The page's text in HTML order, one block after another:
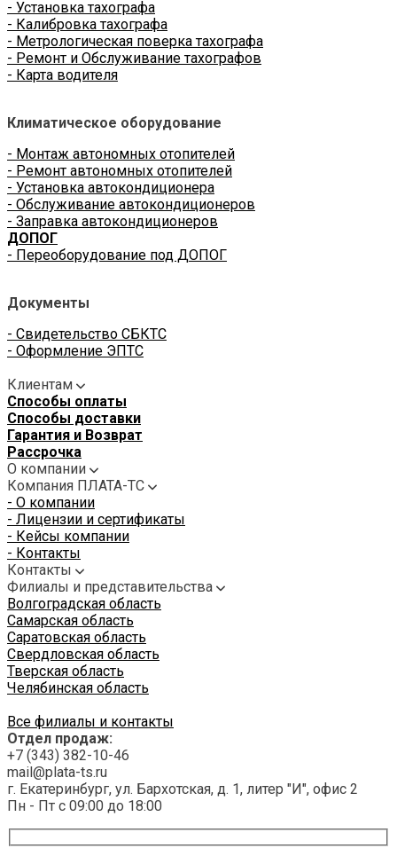
- Установка тахографа
- Калибровка тахографа
- Метрологическая поверка тахографа
- Ремонт и Обслуживание тахографов
- Карта водителя
Климатическое оборудование
- Монтаж автономных отопителей
- Ремонт автономных отопителей
- Установка автокондиционера
- Обслуживание автокондиционеров
- Заправка автокондиционеров
ДОПОГ
- Переоборудование под ДОПОГ
Документы
- Свидетельство СБКТС
- Оформление ЭПТС
Клиентам
Способы оплаты
Способы доставки
Гарантия и Возврат
Рассрочка
О компании
Компания ПЛАТА-ТС
- О компании
- Лицензии и сертификаты
- Кейсы компании
- Контакты
Контакты
Филиалы и представительства
Волгоградская область
Самарская область
Саратовская область
Свердловская область
Тверская область
Челябинская область
Все филиалы и контакты
Отдел продаж:
+7 (343) 382-10-46
mail@plata-ts.ru
г. Екатеринбург, ул. Бархотская, д. 1, литер "И", офис 2
Пн - Пт с 09:00 до 18:00